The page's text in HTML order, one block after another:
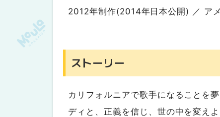
2012年制作(2014年日本公開) ／ ア
ストーリー
カリフォルニアで歌手になることを
ディと、正義を信じ、世の中を変え